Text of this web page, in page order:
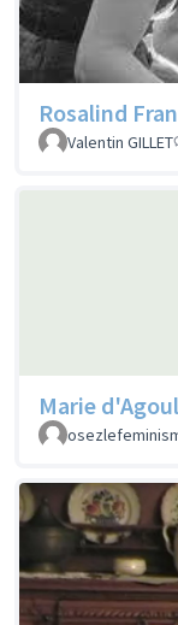
Rosalind
Valentin GILLET
Marie